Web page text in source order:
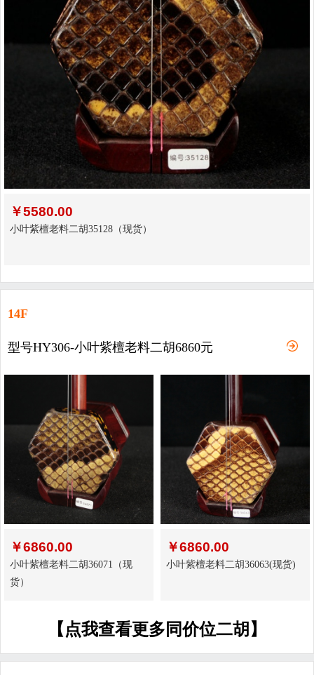
￥5580.00
小叶紫檀老料二胡35128（现货）
14F
型号HY306-小叶紫檀老料二胡6860元
￥6860.00
小叶紫檀老料二胡36071（现
货）
￥6860.00
小叶紫檀老料二胡36063(现货)
【点我查看更多同价位二胡】